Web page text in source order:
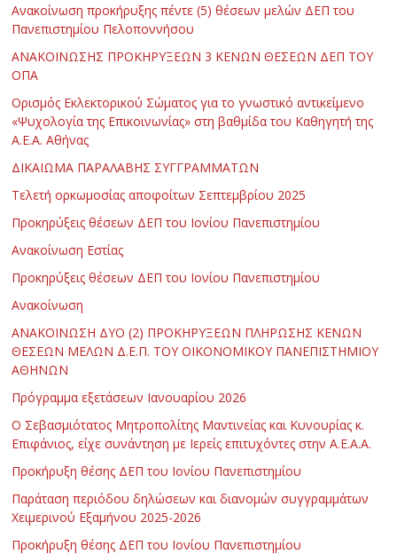
Ανακοίνωση προκήρυξης πέντε (5) θέσεων μελών ΔΕΠ του
Πανεπιστημίου Πελοποννήσου
ΑΝΑΚΟΙΝΩΣΗΣ ΠΡΟΚΗΡΥΞΕΩΝ 3 ΚΕΝΩΝ ΘΕΣΕΩΝ ΔΕΠ ΤΟΥ
ΟΠΑ
Ορισμός Εκλεκτορικού Σώματος για το γνωστικό αντικείμενο
«Ψυχολογία της Επικοινωνίας» στη βαθμίδα του Καθηγητή της
Α.Ε.Α. Αθήνας
ΔΙΚΑΙΩΜΑ ΠΑΡΑΛΑΒΗΣ ΣΥΓΓΡΑΜΜΑΤΩΝ
Τελετή ορκωμοσίας αποφοίτων Σεπτεμβρίου 2025
Προκηρύξεις θέσεων ΔΕΠ του Ιονίου Πανεπιστημίου
Ανακοίνωση Εστίας
Προκηρύξεις θέσεων ΔΕΠ του Ιονίου Πανεπιστημίου
Ανακοίνωση
ΑΝΑΚΟΙΝΩΣΗ ΔΥΟ (2) ΠΡΟΚΗΡΥΞΕΩΝ ΠΛΗΡΩΣΗΣ ΚΕΝΩΝ
ΘΕΣΕΩΝ ΜΕΛΩΝ Δ.Ε.Π. ΤΟΥ ΟΙΚΟΝΟΜΙΚΟΥ ΠΑΝΕΠΙΣΤΗΜΙΟΥ
ΑΘΗΝΩΝ
Πρόγραμμα εξετάσεων Ιανουαρίου 2026
Ο Σεβασμιότατος Μητροπολίτης Μαντινείας και Κυνουρίας κ.
Επιφάνιος, είχε συνάντηση με Ιερείς επιτυχόντες στην Α.Ε.Α.Α.
Προκήρυξη θέσης ΔΕΠ του Ιονίου Πανεπιστημίου
Παράταση περιόδου δηλώσεων και διανομών συγγραμμάτων
Χειμερινού Εξαμήνου 2025-2026
Προκήρυξη θέσης ΔΕΠ του Ιονίου Πανεπιστημίου